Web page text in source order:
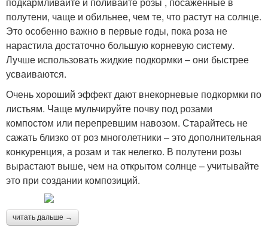
полутени, чаще и обильнее, чем те, что растут на солнце.
Это особенно важно в первые годы, пока роза не
нарастила достаточно большую корневую систему.
Лучше использовать жидкие подкормки – они быстрее
усваиваются.
Очень хороший эффект дают внекорневые подкормки по
листьям. Чаще мульчируйте почву под розами
компостом или перепревшим навозом. Старайтесь не
сажать близко от роз многолетники – это дополнительная
конкуренция, а розам и так нелегко. В полутени розы
вырастают выше, чем на открытом солнце – учитывайте
это при создании композиций.
читать дальше →